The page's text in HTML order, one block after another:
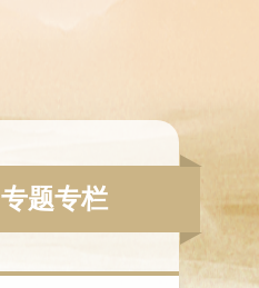
专题专栏